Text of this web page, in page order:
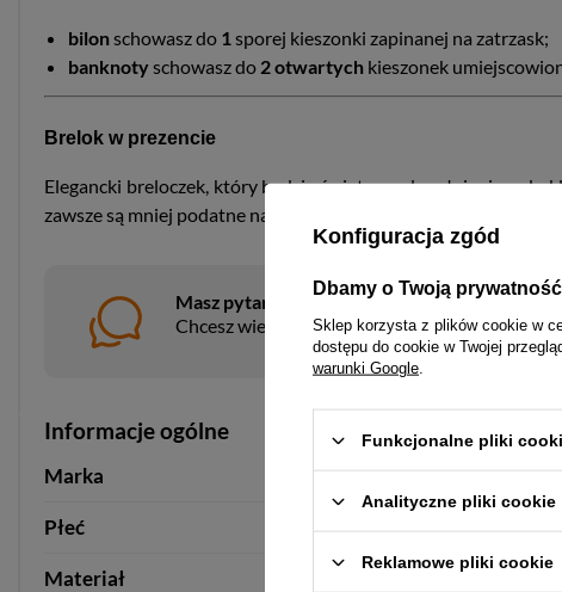
bilonschowasz do 1sporej kieszonki zapinanej na zatrzask;
banknotyschowasz do 2 otwartych kieszonek
Brelok w prezencie
Elegancki breloczek, który będzie świetnym dopełnieniem do
zawsze są mniej podatne na zgubienie.
Masz pytania?
Chcesz wiedzieć więcej na temat tego
Informacje ogólne
Marka
Płeć
Materiał
Konfiguracja zgód
Dbamy o Twoją prywatność
Sklep korzysta z plików cookie w
dostępu do cookie w Twojej
warunki Google
Funkcjonalne pliki
Analityczne pliki cookie
Reklamowe pliki cookie